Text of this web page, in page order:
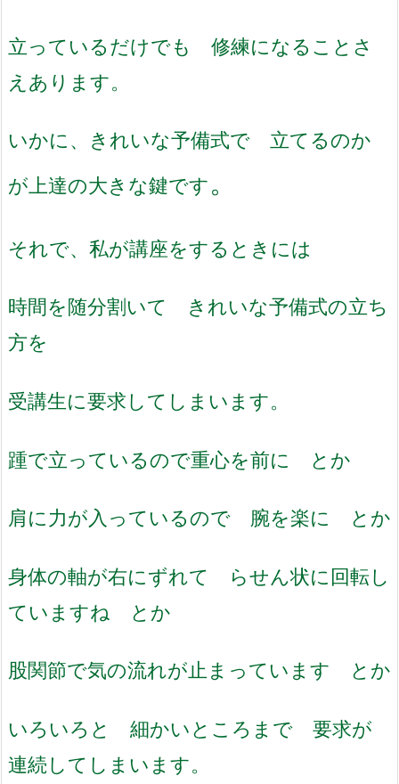
立っているだけでも 修練になることさ
えあります。
いかに、きれいな予備式で 立てるのか
が上達の大きな鍵です。
それで、私が講座をするときには
時間を随分割いて きれいな予備式の立ち
方を
受講生に要求してしまいます。
踵で立っているので重心を前に とか
肩に力が入っているので 腕を楽に とか
身体の軸が右にずれて らせん状に回転し
ていますね とか
股関節で気の流れが止まっています とか
いろいろと 細かいところまで 要求が
連続してしまいます。